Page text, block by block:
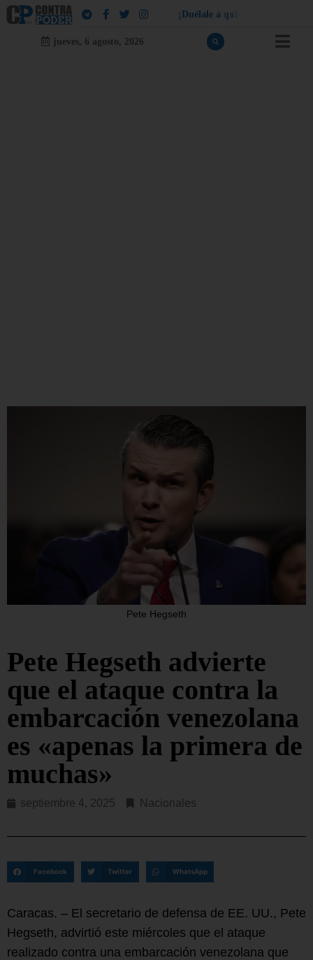
¡ Dué a e a q u i
jueves, 6 agosto, 2026
Pete Hegseth
Pete Hegseth advierte
que el ataque contra la
embarcación venezolana
es «apenas la primera de
muchas»
septiembre 4, 2025 Nacionales
Facebook Twitter WhatsApp
Caracas. – El secretario de defensa de EE. UU., Pete
Hegseth, advirtió este miércoles que el ataque
realizado contra una embarcación venezolana que